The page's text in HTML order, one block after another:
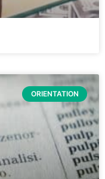
ORIENTATION